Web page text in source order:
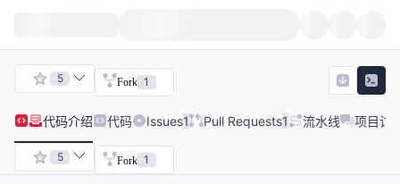
5 Fork 1
代码介绍 代码 Issues1 Pull Requests1 流水线 项目讨
5 Fork 1